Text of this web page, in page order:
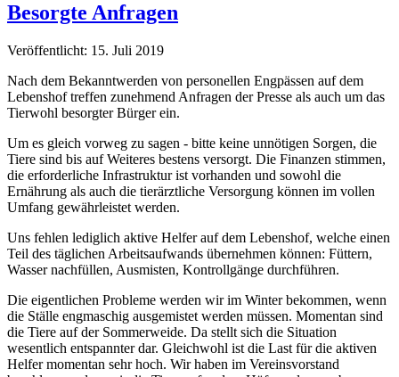
Besorgte Anfragen
Veröffentlicht: 15. Juli 2019
Nach dem Bekanntwerden von personellen Engpässen auf dem
Lebenshof treffen zunehmend Anfragen der Presse als auch um das
Tierwohl besorgter Bürger ein.
Um es gleich vorweg zu sagen - bitte keine unnötigen Sorgen, die
Tiere sind bis auf Weiteres bestens versorgt. Die Finanzen stimmen,
die erforderliche Infrastruktur ist vorhanden und sowohl die
Ernährung als auch die tierärztliche Versorgung können im vollen
Umfang gewährleistet werden.
Uns fehlen lediglich aktive Helfer auf dem Lebenshof, welche einen
Teil des täglichen Arbeitsaufwands übernehmen können: Füttern,
Wasser nachfüllen, Ausmisten, Kontrollgänge durchführen.
Die eigentlichen Probleme werden wir im Winter bekommen, wenn
die Ställe engmaschig ausgemistet werden müssen. Momentan sind
die Tiere auf der Sommerweide. Da stellt sich die Situation
wesentlich entspannter dar. Gleichwohl ist die Last für die aktiven
Helfer momentan sehr hoch. Wir haben im Vereinsvorstand